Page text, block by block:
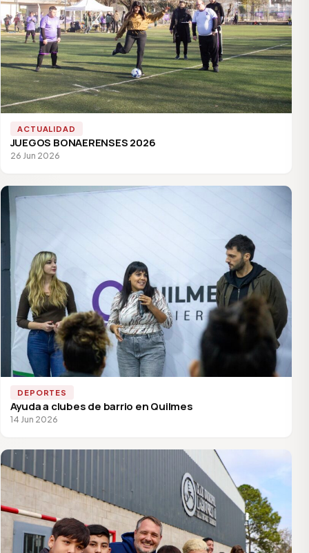
ACTUALIDAD
JUEGOS BONAERENSES 2026
26 Jun 2026
DEPORTES
Ayuda a clubes de barrio en Quilmes
14 Jun 2026